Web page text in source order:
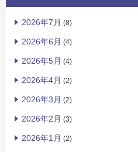
2026年7月 (8)
2026年6月 (4)
2026年5月 (4)
2026年4月 (2)
2026年3月 (2)
2026年2月 (3)
2026年1月 (2)